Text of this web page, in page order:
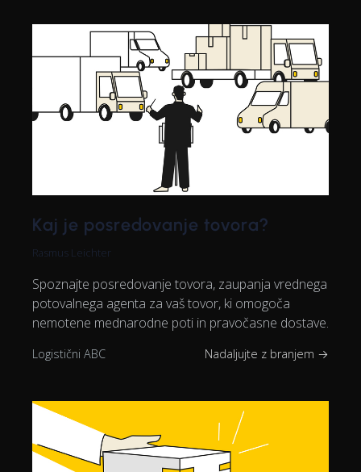
Kaj je posredovanje tovora?
Rasmus Leichter
Spoznajte posredovanje tovora, zaupanja vrednega
potovalnega agenta za vaš tovor, ki omogoča
nemotene mednarodne poti in pravočasne dostave.
Logistični ABC Nadaljujte z branjem →